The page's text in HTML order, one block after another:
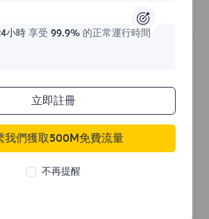
限流量住宅代理
小時享受 99.9%的正常運行時間
立即註冊
我們獲取500M免費流量
不再提醒